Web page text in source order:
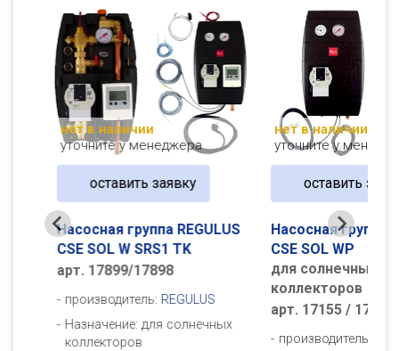
Насосная группа REGULUS
CSE SOL W SRS1 TK
арт. 17899/17898
производитель:REGULUS
Назначение: для солнечных
коллекторов
нет в наличии
уточните у менеджера
оставить заявку
Насосная группа
CSE SOL WP
для солнечных
коллекторов
арт. 17155 / 17325
производитель:
нет в наличии
уточните у
оставить